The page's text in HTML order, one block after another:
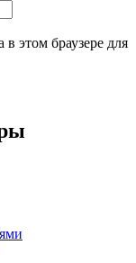
этом браузере для